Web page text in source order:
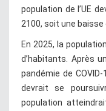
population de l’UE
2100, soit une baisse
En 2025, la
d’habitants. Après
pandémie de
devrait se
population